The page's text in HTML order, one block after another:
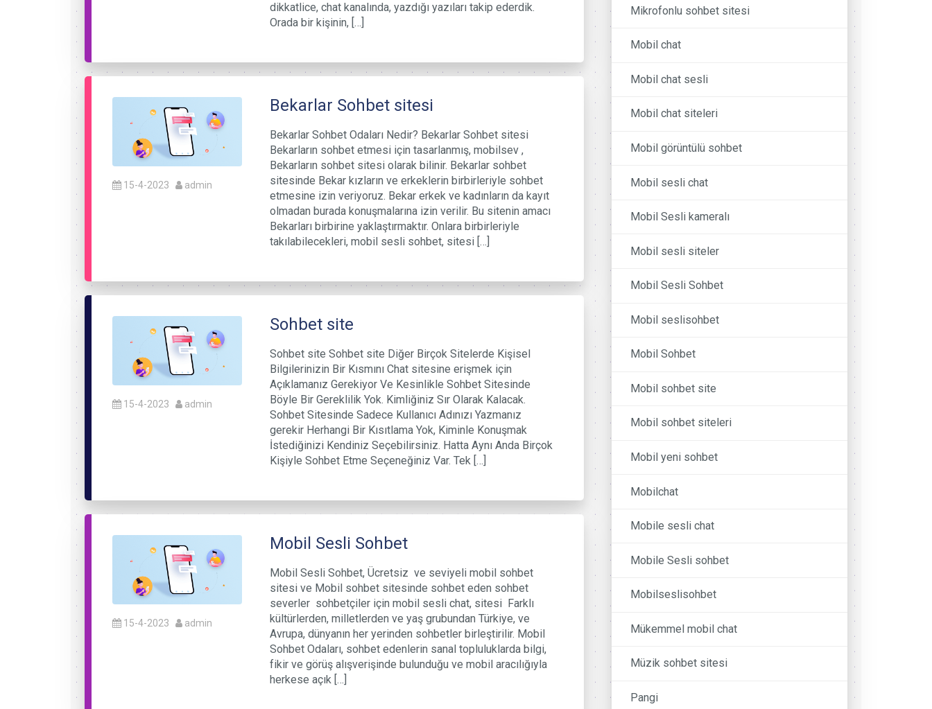
dikkatlice, chat kanalında, yazdığı yazıları takip ederdik.
Orada bir kişinin, […]
15-4-2023 admin
Bekarlar Sohbet sitesi
Bekarlar Sohbet Odaları Nedir? Bekarlar Sohbet sitesi
Bekarların sohbet etmesi için tasarlanmış, mobilsev ,
Bekarların sohbet sitesi olarak bilinir. Bekarlar sohbet
sitesinde Bekar kızların ve erkeklerin birbirleriyle sohbet
etmesine izin veriyoruz. Bekar erkek ve kadınların da kayıt
olmadan burada konuşmalarına izin verilir. Bu sitenin amacı
Bekarları birbirine yaklaştırmaktır. Onlara birbirleriyle
takılabilecekleri, mobil sesli sohbet, sitesi […]
15-4-2023 admin
Sohbet site
Sohbet site Sohbet site Diğer Birçok Sitelerde Kişisel
Bilgilerinizin Bir Kısmını Chat sitesine erişmek için
Açıklamanız Gerekiyor Ve Kesinlikle Sohbet Sitesinde
Böyle Bir Gereklilik Yok. Kimliğiniz Sır Olarak Kalacak.
Sohbet Sitesinde Sadece Kullanıcı Adınızı Yazmanız
gerekir Herhangi Bir Kısıtlama Yok, Kiminle Konuşmak
İstediğinizi Kendiniz Seçebilirsiniz. Hatta Aynı Anda Birçok
Kişiyle Sohbet Etme Seçeneğiniz Var. Tek […]
15-4-2023 admin
Mobil Sesli Sohbet
Mobil Sesli Sohbet, Ücretsiz ve seviyeli mobil sohbet
sitesi ve Mobil sohbet sitesinde sohbet eden sohbet
severler sohbetçiler için mobil sesli chat, sitesi Farklı
kültürlerden, milletlerden ve yaş grubundan Türkiye, ve
Avrupa, dünyanın her yerinden sohbetler birleştirilir. Mobil
Sohbet Odaları, sohbet edenlerin sanal topluluklarda bilgi,
fikir ve görüş alışverişinde bulunduğu ve mobil aracılığıyla
herkese açık […]
Mikrofonlu sohbet sitesi
Mobil chat
Mobil chat sesli
Mobil chat siteleri
Mobil görüntülü sohbet
Mobil sesli chat
Mobil Sesli kameralı
Mobil sesli siteler
Mobil Sesli Sohbet
Mobil seslisohbet
Mobil Sohbet
Mobil sohbet site
Mobil sohbet siteleri
Mobil yeni sohbet
Mobilchat
Mobile sesli chat
Mobile Sesli sohbet
Mobilseslisohbet
Mükemmel mobil chat
Müzik sohbet sitesi
Pangi